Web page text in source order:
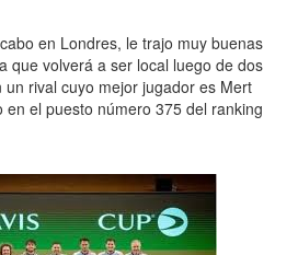
en Londres, le trajo muy buenas
que volverá a ser local luego de dos
rival cuyo mejor jugador es Mert
en el puesto número 375 del ranking